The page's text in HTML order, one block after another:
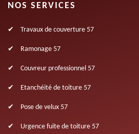
NOS SERVICES
Travaux de couverture 57
Ramonage 57
Couvreur professionnel 57
Etanchéité de toiture 57
Pose de velux 57
Urgence fuite de toiture 57